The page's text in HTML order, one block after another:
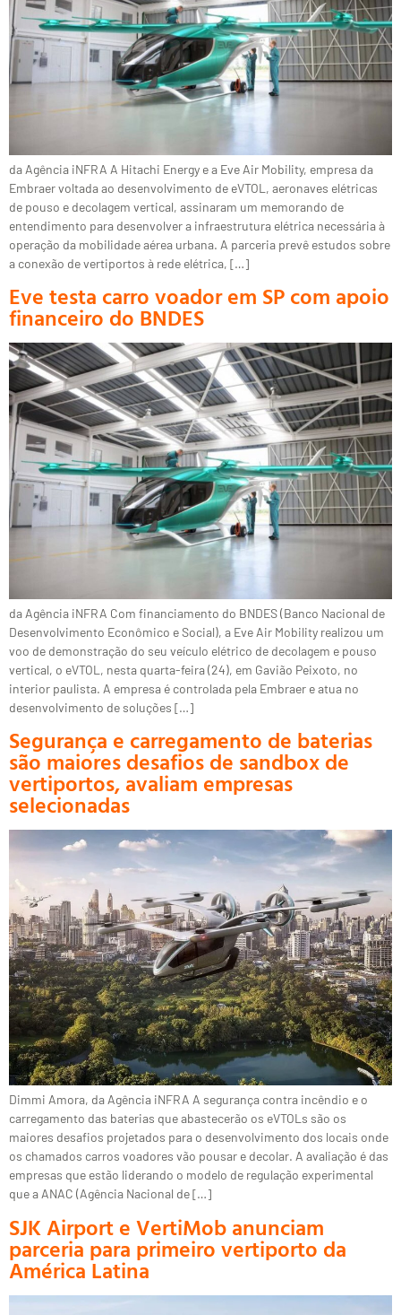
da Agência iNFRA A Hitachi Energy e a Eve Air Mobility, empresa da
Embraer voltada ao desenvolvimento de eVTOL, aeronaves elétricas
de pouso e decolagem vertical, assinaram um memorando de
entendimento para desenvolver a infraestrutura elétrica necessária à
operação da mobilidade aérea urbana. A parceria prevê estudos sobre
a conexão de vertiportos à rede elétrica, […]
Eve testa carro voador em SP com apoio
financeiro do BNDES
da Agência iNFRA Com financiamento do BNDES (Banco Nacional de
Desenvolvimento Econômico e Social), a Eve Air Mobility realizou um
voo de demonstração do seu veículo elétrico de decolagem e pouso
vertical, o eVTOL, nesta quarta-feira (24), em Gavião Peixoto, no
interior paulista. A empresa é controlada pela Embraer e atua no
desenvolvimento de soluções […]
Segurança e carregamento de baterias
são maiores desafios de sandbox de
vertiportos, avaliam empresas
selecionadas
Dimmi Amora, da Agência iNFRA A segurança contra incêndio e o
carregamento das baterias que abastecerão os eVTOLs são os
maiores desafios projetados para o desenvolvimento dos locais onde
os chamados carros voadores vão pousar e decolar. A avaliação é das
empresas que estão liderando o modelo de regulação experimental
que a ANAC (Agência Nacional de […]
SJK Airport e VertiMob anunciam
parceria para primeiro vertiporto da
América Latina